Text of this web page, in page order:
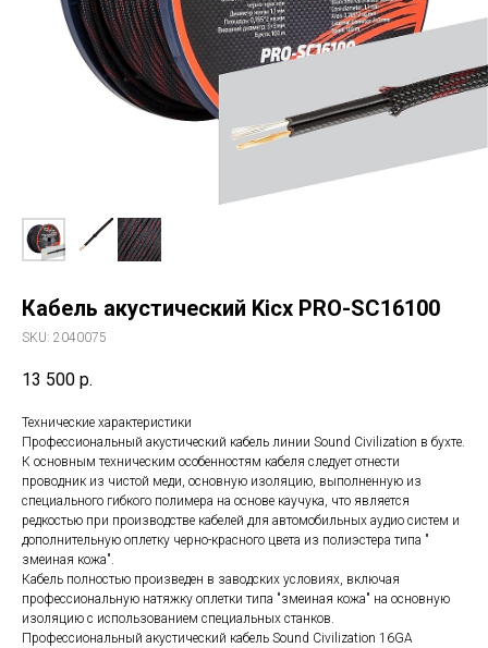
Кабель акустический Kicx PRO-SC16100
SKU: 2040075
13 500 р.
Технические характеристики
Профессиональный акустический кабель линии Sound Civilization в бухте.
К основным техническим особенностям кабеля следует отнести
проводник из чистой меди, основную изоляцию, выполненную из
специального гибкого полимера на основе каучука, что является
редкостью при производстве кабелей для автомобильных аудио систем и
дополнительную оплетку черно-красного цвета из полиэстера типа "
змеиная кожа".
Кабель полностью произведен в заводских условиях, включая
профессиональную натяжку оплетки типа "змеиная кожа" на основную
изоляцию с использованием специальных станков.
Профессиональный акустический кабель Sound Civilization 16GA